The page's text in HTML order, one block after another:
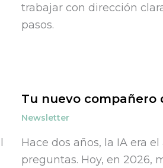
trabajar con dirección
pasos.
Tu nuevo compañero
Newsletter
Hace dos años, la IA era
preguntas. Hoy, en 2026,